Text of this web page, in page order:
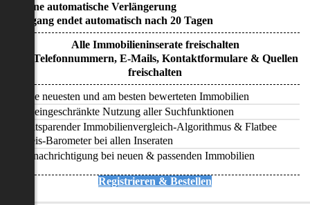
• Keine automatische Verlängerung
• Zugang endet automatisch nach 20 Tagen
Alle Immobilieninserate freischalten
Alle Telefonnummern, E-Mails, Kontaktformulare & Quellen
freischalten
Alle neuesten und am besten bewerteten Immobilien
Uneingeschränkte Nutzung aller Suchfunktionen
Zeitsparender Immobilienvergleich-Algorithmus & Flatbee
Preis-Barometer bei allen Inseraten
Benachrichtigung bei neuen & passenden Immobilien
Registrieren & Bestellen